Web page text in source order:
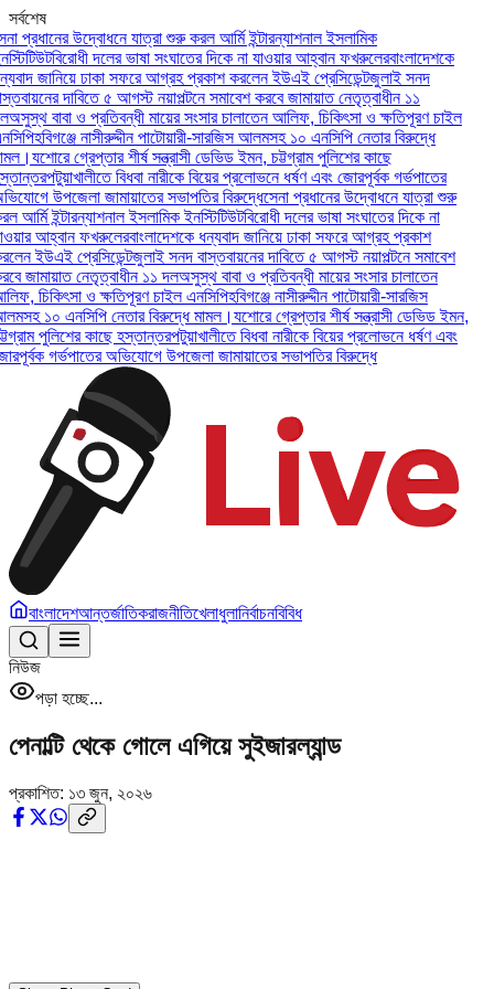
সর্বশেষ
প্রধানের উদ্বোধনে যাত্রা শুরু করল আর্মি ইন্টারন্যাশনাল ইসলামিক
বিরোধী দলের ভাষা সংঘাতের দিকে না যাওয়ার আহ্বান ফখরুলেরবাংলাদেশকে
জানিয়ে ঢাকা সফরে আগ্রহ প্রকাশ করলেন ইউএই প্রেসিডেন্টজুলাই সনদ
দাবিতে ৫ আগস্ট নয়াপল্টনে সমাবেশ করবে জামায়াত নেতৃত্বাধীন ১১
বাবা ও প্রতিবন্ধী মায়ের সংসার চালাতেন আলিফ, চিকিৎসা ও ক্ষতিপূরণ চাইল
হবিগঞ্জে নাসীরুদ্দীন পাটোয়ারী-সারজিস আলমসহ ১০ এনসিপি নেতার বিরুদ্ধে
যশোরে গ্রেপ্তার শীর্ষ সন্ত্রাসী ডেভিড ইমন, চট্টগ্রাম পুলিশের কাছে
পটুয়াখালীতে বিধবা নারীকে বিয়ের প্রলোভনে ধর্ষণ এবং জোরপূর্বক গর্ভপাতের
উপজেলা জামায়াতের সভাপতির বিরুদ্ধেসেনা প্রধানের উদ্বোধনে যাত্রা শুরু
ইন্টারন্যাশনাল ইসলামিক ইনস্টিটিউটবিরোধী দলের ভাষা সংঘাতের দিকে না
আহ্বান ফখরুলেরবাংলাদেশকে ধন্যবাদ জানিয়ে ঢাকা সফরে আগ্রহ প্রকাশ
ইউএই প্রেসিডেন্টজুলাই সনদ বাস্তবায়নের দাবিতে ৫ আগস্ট নয়াপল্টনে সমাবেশ
জামায়াত নেতৃত্বাধীন ১১ দলঅসুস্থ বাবা ও প্রতিবন্ধী মায়ের সংসার চালাতেন
চিকিৎসা ও ক্ষতিপূরণ চাইল এনসিপিহবিগঞ্জে নাসীরুদ্দীন পাটোয়ারী-সারজিস
১০ এনসিপি নেতার বিরুদ্ধে মামল।যশোরে গ্রেপ্তার শীর্ষ সন্ত্রাসী ডেভিড ইমন,
পুলিশের কাছে হস্তান্তরপটুয়াখালীতে বিধবা নারীকে বিয়ের প্রলোভনে ধর্ষণ এবং
গর্ভপাতের অভিযোগে উপজেলা জামায়াতের সভাপতির বিরুদ্ধে
বাংলাদেশআন্তর্জাতিকরাজনীতিখেলাধুলানির্বাচনবিবিধ
নিউজ
পড়া হচ্ছে...
পেনাল্টি থেকে গোলে এগিয়ে সুইজারল্যান্ড
প্রকাশিত: ১৩ জুন, ২০২৬